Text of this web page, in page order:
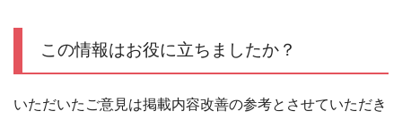
この情報はお役に立ちましたか？
いただいたご意見は掲載内容改善の参考とさせていただき